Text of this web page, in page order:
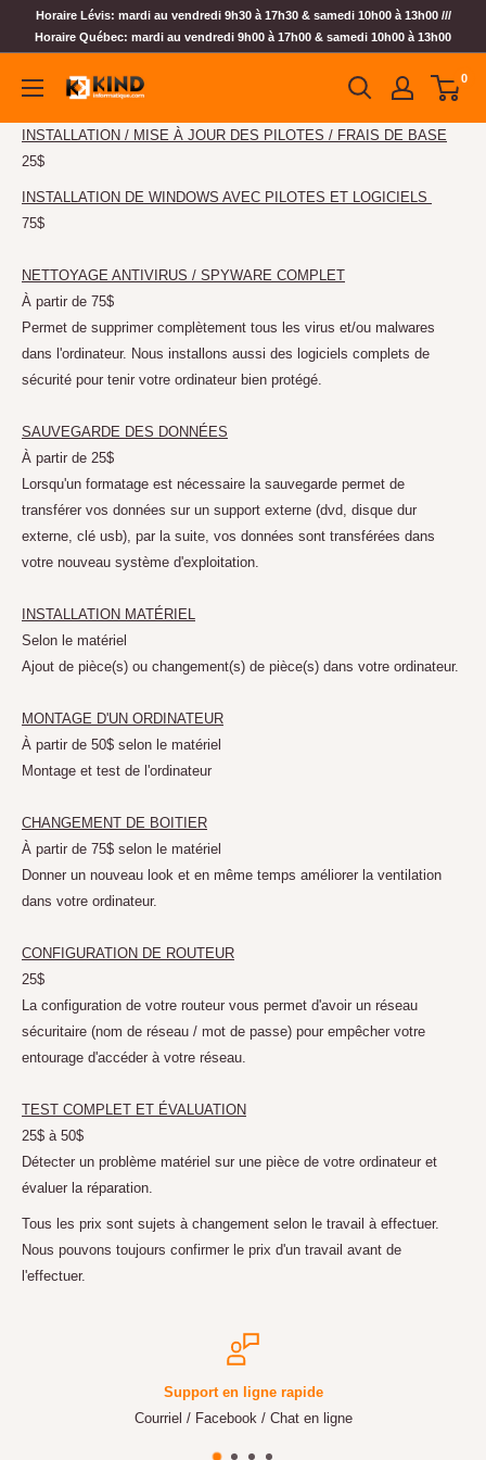
Horaire Lévis: mardi au vendredi 9h30 à 17h30 & samedi 10h00 à 13h00 ///
Horaire Québec: mardi au vendredi 9h00 à 17h00 & samedi 10h00 à 13h00
0
INSTALLATION / MISE À JOUR DES PILOTES / FRAIS DE BASE
25$
INSTALLATION DE WINDOWS AVEC PILOTES ET LOGICIELS
75$
NETTOYAGE ANTIVIRUS / SPYWARE COMPLET
À partir de 75$
Permet de supprimer complètement tous les virus et/ou malwares
dans l'ordinateur. Nous installons aussi des logiciels complets de
sécurité pour tenir votre ordinateur bien protégé.
SAUVEGARDE DES DONNÉES
À partir de 25$
Lorsqu'un formatage est nécessaire la sauvegarde permet de
transférer vos données sur un support externe (dvd, disque dur
externe, clé usb), par la suite, vos données sont transférées dans
votre nouveau système d'exploitation.
INSTALLATION MATÉRIEL
Selon le matériel
Ajout de pièce(s) ou changement(s) de pièce(s) dans votre ordinateur.
MONTAGE D'UN ORDINATEUR
À partir de 50$ selon le matériel
Montage et test de l'ordinateur
CHANGEMENT DE BOITIER
À partir de 75$ selon le matériel
Donner un nouveau look et en même temps améliorer la ventilation
dans votre ordinateur.
CONFIGURATION DE ROUTEUR
25$
La configuration de votre routeur vous permet d'avoir un réseau
sécuritaire (nom de réseau / mot de passe) pour empêcher votre
entourage d'accéder à votre réseau.
TEST COMPLET ET ÉVALUATION
25$ à 50$
Détecter un problème matériel sur une pièce de votre ordinateur et
évaluer la réparation.
Tous les prix sont sujets à changement selon le travail à effectuer.
Nous pouvons toujours confirmer le prix d'un travail avant de
l'effectuer.
Support en ligne rapide
Courriel / Facebook / Chat en ligne